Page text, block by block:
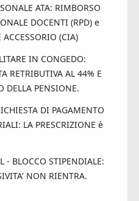
ATA: RIMBORSO
DOCENTI (RPD) e
(CIA)
IN CONGEDO:
RETRIBUTIVA AL 44% E
DELLA PENSIONE.
DI PAGAMENTO
LA PRESCRIZIONE è
- BLOCCO STIPENDIALE:
NON RIENTRA.